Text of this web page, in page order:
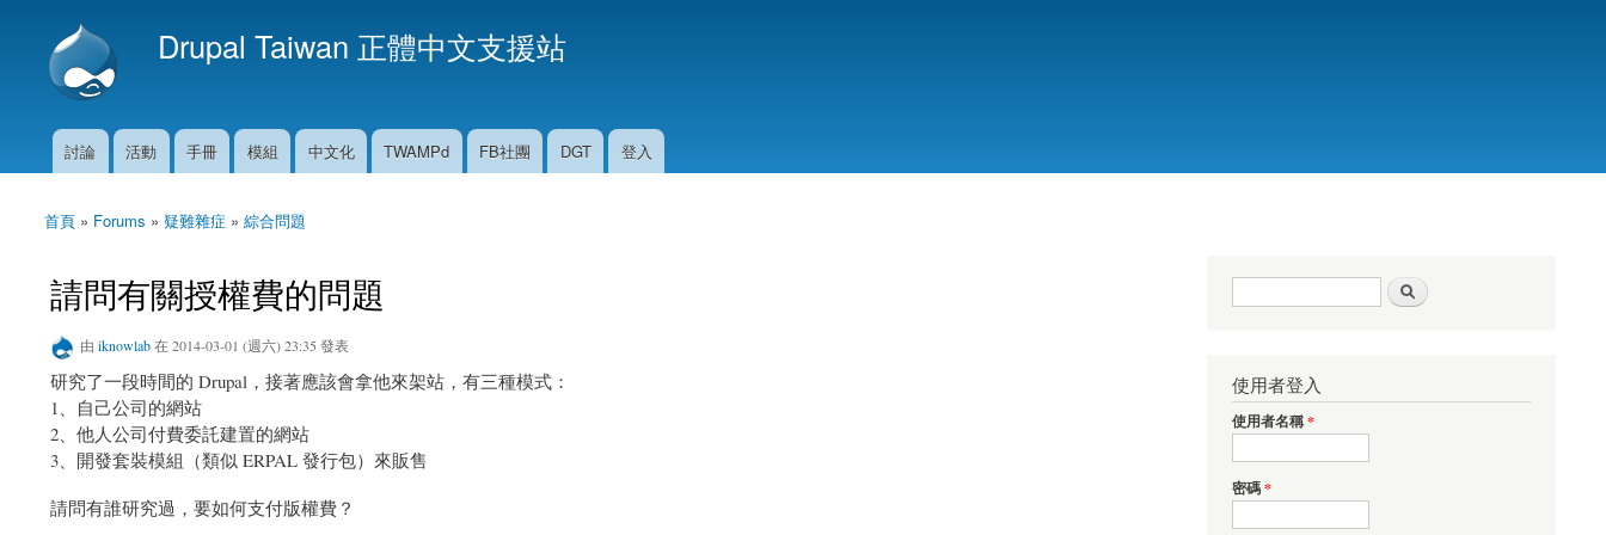
Drupal Taiwan 正體中文支援站
主選單
討論 活動 手冊 模組 中文化 TWAMPd FB社團 DGT 登入
您在這裡
首頁 » Forums » 疑難雜症 » 綜合問題
請問有關授權費的問題
由 iknowlab在 2014-03-01 (週六) 23:35 發表
研究了一段時間的 Drupal，接著應該會拿他來架站，有三種模式：
1、自己公司的網站
2、他人公司付費委託建置的網站
3、開發套裝模組（類似 ERPAL 發行包）來販售
請問有誰研究過，要如何支付版權費？
搜尋表單
使用者登入
使用者名稱*
密碼*